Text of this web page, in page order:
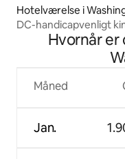
Hotelværelse i
DC-handicapvenligt
komfortHvornår
Måned
Jan.